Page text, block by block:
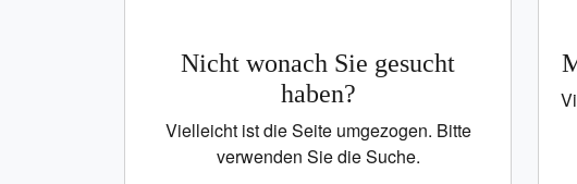
Nicht wonach Sie gesucht
haben?